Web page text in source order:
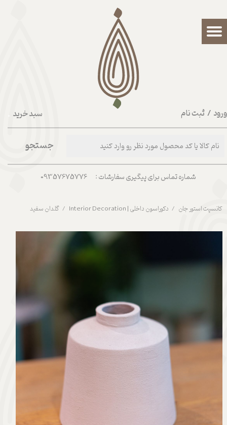
سبد خرید / ثبت نام
حساب کاربری من
تغییر گذر واژه
شماره تماس برای پیگیری سفارشات : 09357675776
جستجو
کانسپت استور جان دکوراسون داخلی | Interior Decoration گلدان سفید